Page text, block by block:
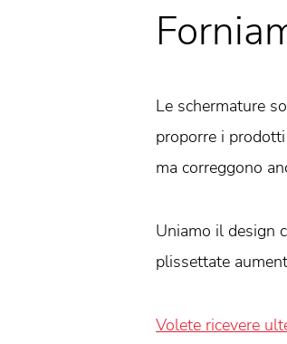
Le schermature
proporre i
ma correggono
Uniamo il design
plissettate
Volete ricevere